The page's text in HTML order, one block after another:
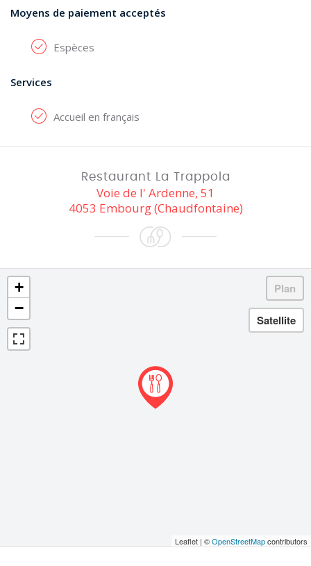
Moyens de paiement acceptés
Espèces
Services
Accueil en français
Restaurant La Trappola
Voie de l' Ardenne, 51
4053 Embourg (Chaudfontaine)
+
−
Leaflet | ©OpenStreetMapcontributors